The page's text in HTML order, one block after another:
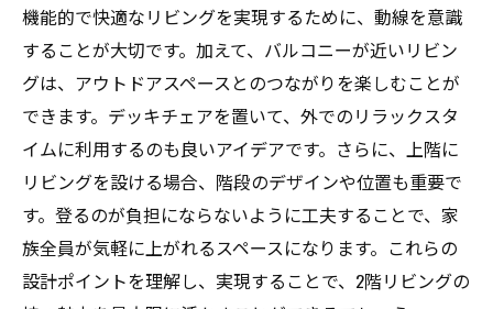
機能的で快適なリビングを実現するために、動線を意識
することが大切です。加えて、バルコニーが近いリビン
グは、アウトドアスペースとのつながりを楽しむことが
できます。デッキチェアを置いて、外でのリラックスタ
イムに利用するのも良いアイデアです。さらに、上階に
リビングを設ける場合、階段のデザインや位置も重要で
す。登るのが負担にならないように工夫することで、家
族全員が気軽に上がれるスペースになります。これらの
設計ポイントを理解し、実現することで、2階リビングの